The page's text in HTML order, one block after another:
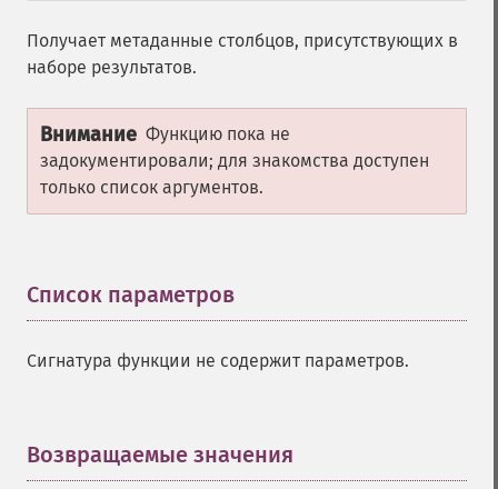
Получает метаданные столбцов, присутствующих в
наборе результатов.
Внимание Функцию пока не
задокументировали; для знакомства доступен
только список аргументов.
Список параметров
Сигнатура функции не содержит параметров.
Возвращаемые значения